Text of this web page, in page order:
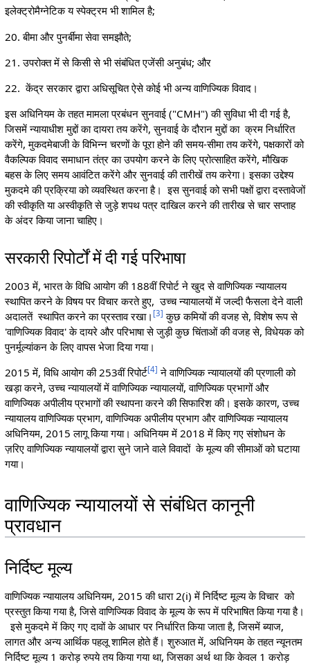
इलेक्ट्रोमैग्नेटिक य स्पेक्ट्रम भी शामिल है;
20. बीमा और पुनर्बीमा सेवा समझौते;
21. उपरोक्त में से किसी से भी संबंधित एजेंसी अनुबंध; और
22. केंद्र सरकार द्वारा अधिसूचित ऐसे कोई भी अन्य वाणिज्यिक विवाद।
इस अधिनियम के तहत मामला प्रबंधन सुनवाई ("CMH") की सुविधा भी दी गई है,
जिसमें न्यायाधीश मुद्दों का दायरा तय करेंगे, सुनवाई के दौरान मुद्दों का क्रम निर्धारित
करेंगे, मुकदमेबाजी के विभिन्न चरणों के पूरा होने की समय-सीमा तय करेंगे, पक्षकारों को
वैकल्पिक विवाद समाधान तंत्र का उपयोग करने के लिए प्रोत्साहित करेंगे, मौखिक
बहस के लिए समय आवंटित करेंगे और सुनवाई की तारीखें तय करेगा। इसका उद्देश्य
मुकदमे की प्रक्रिया को व्यवस्थित करना है। इस सुनवाई को सभी पक्षों द्वारा दस्तावेजों
की स्वीकृति या अस्वीकृति से जुड़े शपथ पत्र दाखिल करने की तारीख से चार सप्ताह
के अंदर किया जाना चाहिए।
सरकारी रिपोर्टों में दी गई परिभाषा
2003 में, भारत के विधि आयोग की 188वीं रिपोर्ट ने खुद से वाणिज्यिक न्यायालय
स्थापित करने के विषय पर विचार करते हुए, उच्च न्यायालयों में जल्दी फैसला देने वाली
अदालतें स्थापित करने का प्रस्ताव रखा। [3] कुछ कमियों की वजह से, विशेष रूप से
'वाणिज्यिक विवाद' के दायरे और परिभाषा से जुड़ी कुछ चिंताओं की वजह से, विधेयक को
पुनर्मूल्यांकन के लिए वापस भेजा दिया गया।
2015 में, विधि आयोग की 253वीं रिपोर्ट[4] ने वाणिज्यिक न्यायालयों की प्रणाली को
खड़ा करने, उच्च न्यायालयों में वाणिज्यिक न्यायालयों, वाणिज्यिक प्रभागों और
वाणिज्यिक अपीलीय प्रभागों की स्थापना करने की सिफारिश की। इसके कारण, उच्च
न्यायालय वाणिज्यिक प्रभाग, वाणिज्यिक अपीलीय प्रभाग और वाणिज्यिक न्यायालय
अधिनियम, 2015 लागू किया गया। अधिनियम में 2018 में किए गए संशोधन के
ज़रिए वाणिज्यिक न्यायालयों द्वारा सुने जाने वाले विवादों के मूल्य की सीमाओं को घटाया
गया।
वाणिज्यिक न्यायालयों से संबंधित कानूनी
प्रावधान
निर्दिष्ट मूल्य
वाणिज्यिक न्यायालय अधिनियम, 2015 की धारा 2(i) में निर्दिष्ट मूल्य के विचार को
प्रस्तुत किया गया है, जिसे वाणिज्यिक विवाद के मूल्य के रूप में परिभाषित किया गया है।
इसे मुकदमे में किए गए दावों के आधार पर निर्धारित किया जाता है, जिसमें ब्याज,
लागत और अन्य आर्थिक पहलू शामिल होते हैं। शुरुआत में, अधिनियम के तहत न्यूनतम
निर्दिष्ट मूल्य 1 करोड़ रुपये तय किया गया था, जिसका अर्थ था कि केवल 1 करोड़